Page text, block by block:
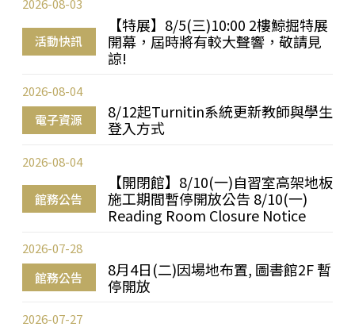
活動快訊
【特展】8/5(三)10:00 2樓鯨掘特展
開幕，屆時將有較大聲響，敬請見
諒!
2026-08-03
電子資源
8/12起Turnitin系統更新教師與學生
登入方式
2026-08-04
館務公告
【開閉館】8/10(一)自習室高架地板
施工期間暫停開放公告 8/10(一)
Reading Room Closure Notice
2026-08-04
館務公告
8月4日(二)因場地布置, 圖書館2F 暫
停開放
2026-07-28
2026-07-27